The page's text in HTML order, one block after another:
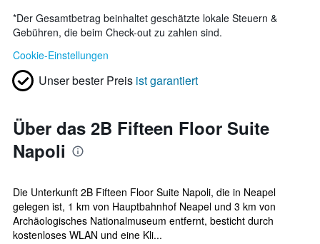
*Der Gesamtbetrag beinhaltet geschätzte lokale Steuern &
Gebühren, die beim Check-out zu zahlen sind.
Cookie-Einstellungen
Unser bester Preis ist garantiert
Über das 2B Fifteen Floor Suite
Napoli
Die Unterkunft 2B Fifteen Floor Suite Napoli, die in Neapel
gelegen ist, 1 km von Hauptbahnhof Neapel und 3 km von
Archäologisches Nationalmuseum entfernt, besticht durch
kostenloses WLAN und eine Kli...